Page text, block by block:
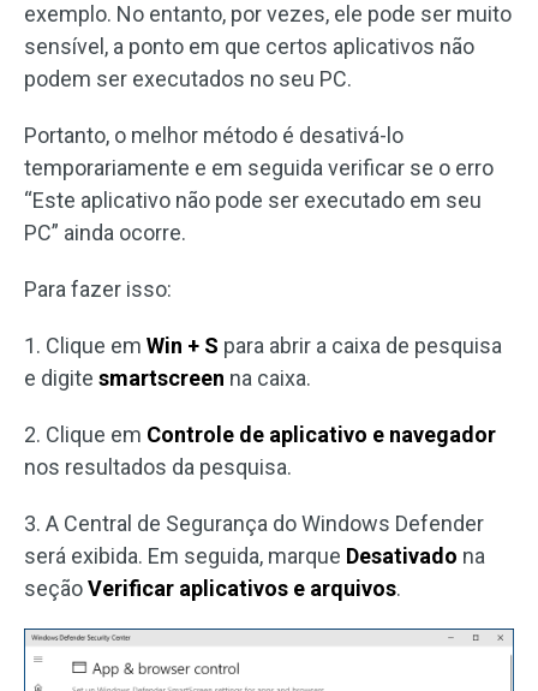
exemplo. No entanto, por vezes, ele pode ser muito
sensível, a ponto em que certos aplicativos não
podem ser executados no seu PC.
Portanto, o melhor método é desativá-lo
temporariamente e em seguida verificar se o erro
“Este aplicativo não pode ser executado em seu
PC” ainda ocorre.
Para fazer isso:
1. Clique em Win + S para abrir a caixa de pesquisa
e digite smartscreen na caixa.
2. Clique em Controle de aplicativo e navegador
nos resultados da pesquisa.
3. A Central de Segurança do Windows Defender
será exibida. Em seguida, marque Desativado na
seçãoVerificar aplicativos e arquivos.